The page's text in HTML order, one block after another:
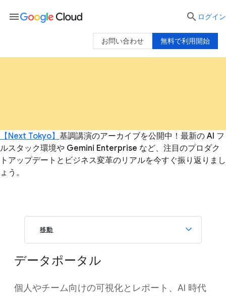
【Next Tokyo】 基調講演のアーカイブを公開中！最新の AI フ
ルスタック環境や Gemini Enterprise など、注目のプロダク
トアップデートとビジネス変革のリアルを今すぐ振り返りまし
ょう。
移動
データポータル
個人やチーム向けの可視化とレポート、AI 時代
menu  ログイン
無料で利用開始
お問い合わせ